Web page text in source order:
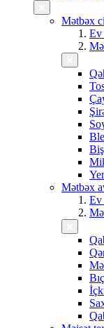
Mətbəx
Ev
Mətbəx
Ev